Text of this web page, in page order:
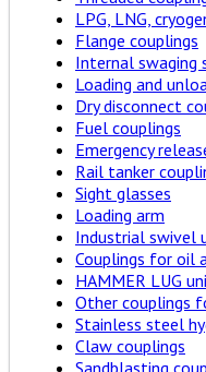
LPG, LNG,
Flange couplings
Internal swaging
Loading and
Dry disconnect
Fuel couplings
Emergency
Rail tanker
Sight glasses
Loading arm
Industrial swivel
Couplings for oil
HAMMER LUG
Other couplings
Stainless steel
Claw couplings